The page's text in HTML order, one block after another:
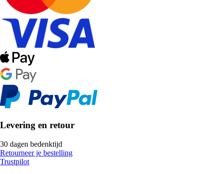
Levering en retour
30 dagen bedenktijd
Retourneer je bestelling
Trustpilot